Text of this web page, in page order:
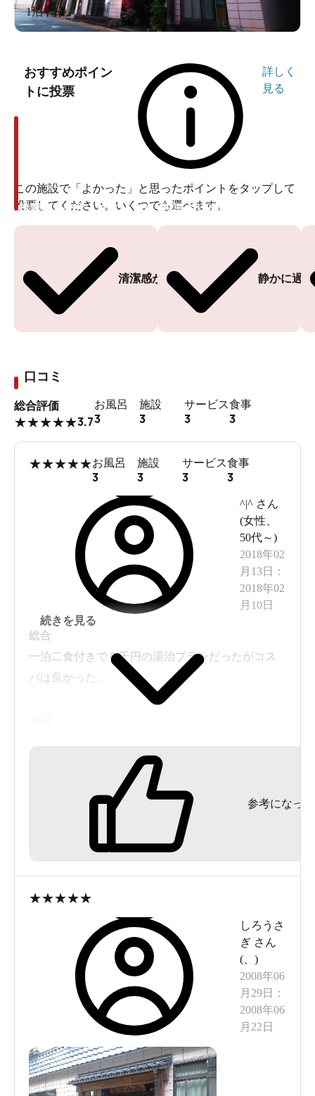
1泊円～
おすすめポイン
トに投票
詳しく
見る
この施設で「よかった」と思ったポイントをタップして
投票してください。いくつでも選べます。
清潔感がある
投票ありがとうございます
静かに過
投票ありがとうございます
口コミ
総合評価
★★★★★3.7
お風呂
3
施設
3
サービス
3
食事
3
★★★★★お風呂
3
施設
3
サービス
3
食事
3
^|^ さん
(女性
50代～)
2018年02
月13日
：
2018年02
月10日
総合
一泊二食付きで６千円の湯治プランだったがコス
パは良かった。
そもそも徒歩で30分も離れた場所にある野湯まで
行く人が居るのか疑問。
内湯と貸切風呂があるが、満室にも関わらず、混
浴の内湯は朝も晩も、ほぼ貸切状態で空いてた。
みなさんせっかく温泉に来たのにお風呂に入らな
縁側付のいい雰囲気の部屋でした。バス停が目の
前なのも、3連休で積み残しが大勢出たくらいだっ
たから助かった。
路線バスのマイクロバス化で積み残しが多発して
いるらしいが、新庄への送迎は旅館組合などでで
続きを見る
参考になった
★★★★★
しろうさ
ぎ さん
(
)
2008年06
月29日
：
2008年06
月22日